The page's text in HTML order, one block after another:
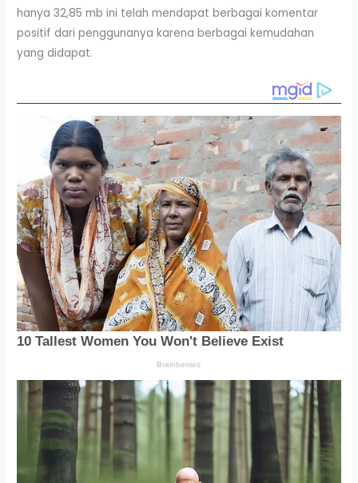
hanya 32,85 mb ini telah mendapat berbagai komentar
positif dari penggunanya karena berbagai kemudahan
yang didapat.